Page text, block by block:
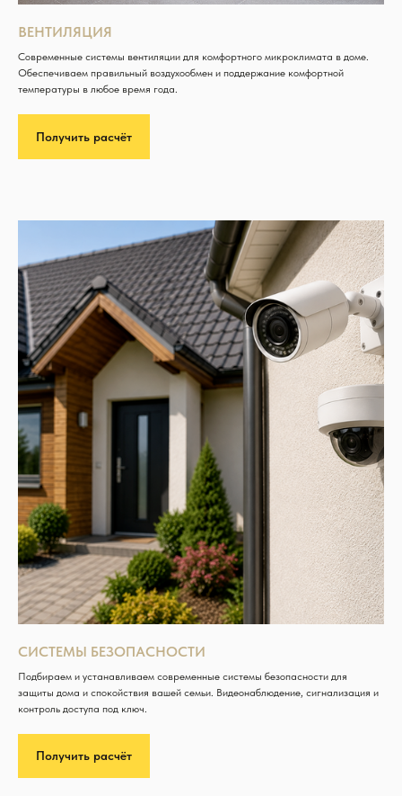
ВЕНТИЛЯЦИЯ
Современные системы вентиляции для комфортного микроклимата в доме.
Обеспечиваем правильный воздухообмен и поддержание комфортной
температуры в любое время года.
Получить расчёт
СИСТЕМЫ БЕЗОПАСНОСТИ
Подбираем и устанавливаем современные системы безопасности для
защиты дома и спокойствия вашей семьи. Видеонаблюдение, сигнализация и
контроль доступа под ключ.
Получить расчёт